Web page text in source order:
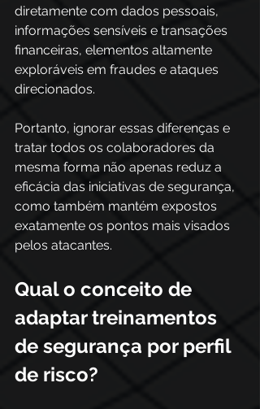
diretamente com dados pessoais,
informações sensíveis e transações
financeiras, elementos altamente
exploráveis em fraudes e ataques
direcionados.
Portanto, ignorar essas diferenças e
tratar todos os colaboradores da
mesma forma não apenas reduz a
eficácia das iniciativas de segurança,
como também mantém expostos
exatamente os pontos mais visados
pelos atacantes.
Qual o conceito de
adaptar treinamentos
de segurança por perfil
de risco?